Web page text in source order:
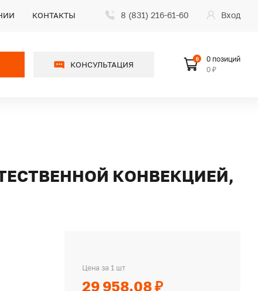
КОНТАКТЫ 8 (831) 216-61-60 Вход
КОНСУЛЬТАЦИЯ
0
0 позиций
0 ₽
КОНВЕКЦИЕЙ,
Цена за 1 шт
29 958.08 ₽